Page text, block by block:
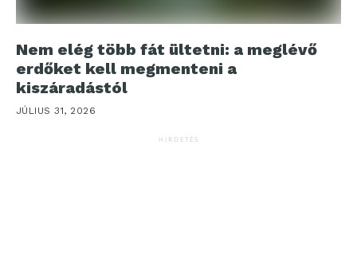
Nem elég több fát ültetni: a meglévő
erdőket kell megmenteni a
kiszáradástól
JÚLIUS 31, 2026
HIRDETÉS